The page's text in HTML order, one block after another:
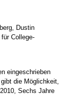
Dustin
College-
eingeschrieben
die Möglichkeit,
Sechs Jahre